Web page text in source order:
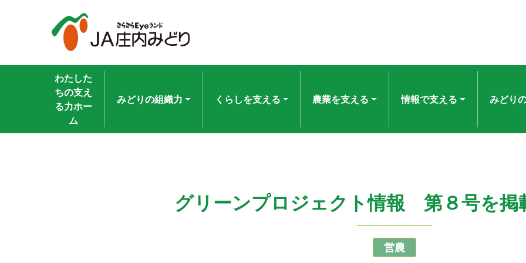
わたした
ちの支え
る力ホー
ム
みどりの組織力 くらしを支える 農業を支える 情報で支える みどり
グリーンプロジェクト情報 第８号を掲
営農